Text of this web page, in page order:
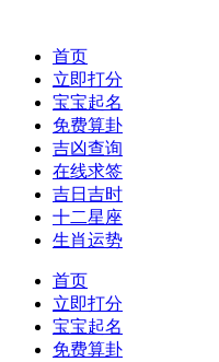
首页
立即打分
宝宝起名
免费算卦
吉凶查询
在线求签
吉日吉时
十二星座
生肖运势
首页
立即打分
宝宝起名
免费算卦